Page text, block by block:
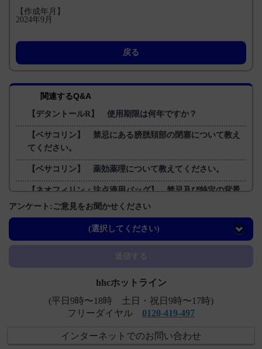
【作成年月】
2024年9月
戻る
関連するQ&A
【デタントールR】 使用期限は何年ですか？
【ベサコリン】 禁忌にある膀胱頚部の閉塞について教え
てください。
【ベサコリン】 薬効薬理について教えてください。
【ネオフィリン・注点滴用バッグ】 禁忌及び特定の背景
を有する患者に関する注意事項について教えてください。
【フィコンパ】 「てんかん診療ガイドライン2018」にお
アンケート:ご意見をお聞かせください
(選択してください)
hhcホットライン
(平日9時〜18時 土日・祝日9時〜17時)
フリーダイヤル 0120-419-497
インターネットでのお問い合わせ